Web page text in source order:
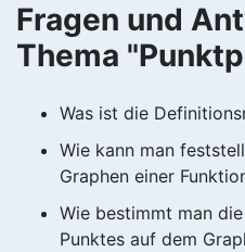
Fragen und
Thema
Was ist die
Wie kann man
Graphen einer
Wie bestimmt man
Punktes auf dem